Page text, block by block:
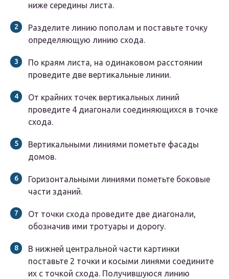
ниже середины листа.
Разделите линию пополам и поставьте точку
определяющую линию схода.
По краям листа, на одинаковом расстоянии
проведите две вертикальные линии.
От крайних точек вертикальных линий
проведите 4 диагонали соединяющихся в точке
схода.
Вертикальными линиями пометьте фасады
домов.
Горизонтальными линиями пометьте боковые
части зданий.
От точки схода проведите две диагонали,
обозначив ими тротуары и дорогу.
В нижней центральной части картинки
поставьте 2 точки и косыми линями соедините
их с точкой схода. Получившуюся линию